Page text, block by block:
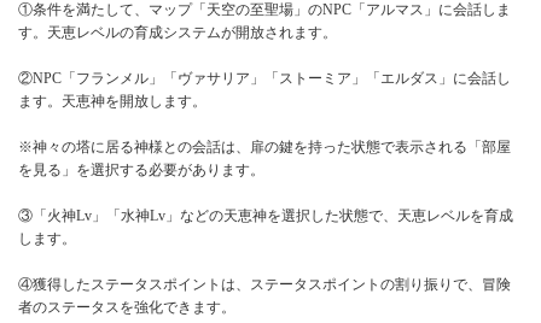
①条件を満たして、マップ「天空の至聖場」のNPC「アルマス」に会話しま
す。天恵レベルの育成システムが開放されます。
②NPC「フランメル」「ヴァサリア」「ストーミア」「エルダス」に会話し
ます。天恵神を開放します。
※神々の塔に居る神様との会話は、扉の鍵を持った状態で表示される「部屋
を見る」を選択する必要があります。
③「火神Lv」「水神Lv」などの天恵神を選択した状態で、天恵レベルを育成
します。
④獲得したステータスポイントは、ステータスポイントの割り振りで、冒険
者のステータスを強化できます。